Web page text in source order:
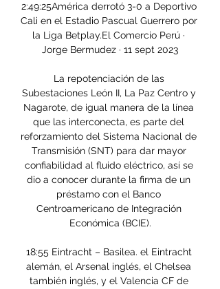
2:49:25América derrotó 3-0 a Deportivo
Cali en el Estadio Pascual Guerrero por
la Liga Betplay.El Comercio Perú ·
Jorge Bermudez · 11 sept 2023
La repotenciación de las
Subestaciones León II, La Paz Centro y
Nagarote, de igual manera de la línea
que las interconecta, es parte del
reforzamiento del Sistema Nacional de
Transmisión (SNT) para dar mayor
confiabilidad al fluido eléctrico, así se
dio a conocer durante la firma de un
préstamo con el Banco
Centroamericano de Integración
Económica (BCIE).
18:55 Eintracht – Basilea. el Eintracht
alemán, el Arsenal inglés, el Chelsea
también inglés, y el Valencia CF de